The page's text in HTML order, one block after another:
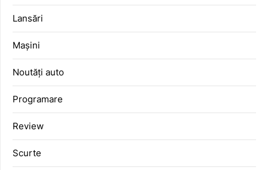
Lansări
Mașini
Noutăți auto
Programare
Review
Scurte